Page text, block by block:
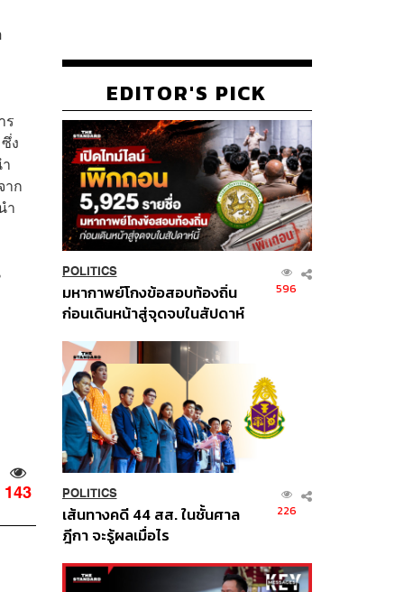
ร
ง
าก
ำ
143
EDITOR'S PICK
POLITICS
มหากาพย์โกงข้อสอบท้องถิ่น
ก่อนเดินหน้าสู่จุดจบในสัปดาห์
596
POLITICS
เส้นทางคดี 44 สส. ในชั้นศาล
ฎีกา จะรู้ผลเมื่อไร
226